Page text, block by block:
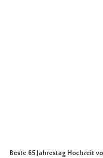
Beste 65 Jahrestag Hochzeit